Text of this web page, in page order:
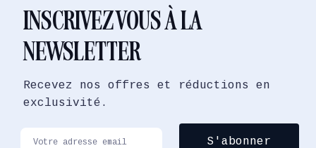
INSCRIVEZ VOUS À LA
NEWSLETTER
Recevez nos offres et réductions en
exclusivité.